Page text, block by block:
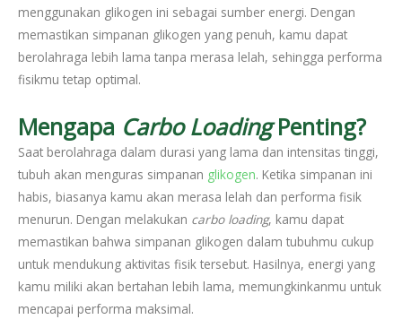
menggunakan glikogen ini sebagai sumber energi. Dengan
memastikan simpanan glikogen yang penuh, kamu dapat
berolahraga lebih lama tanpa merasa lelah, sehingga performa
fisikmu tetap optimal.
Mengapa Carbo LoadingPenting?
Saat berolahraga dalam durasi yang lama dan intensitas tinggi,
tubuh akan menguras simpanan glikogen. Ketika simpanan ini
habis, biasanya kamu akan merasa lelah dan performa fisik
menurun. Dengan melakukan carbo loading, kamu dapat
memastikan bahwa simpanan glikogen dalam tubuhmu cukup
untuk mendukung aktivitas fisik tersebut. Hasilnya, energi yang
kamu miliki akan bertahan lebih lama, memungkinkanmu untuk
mencapai performa maksimal.